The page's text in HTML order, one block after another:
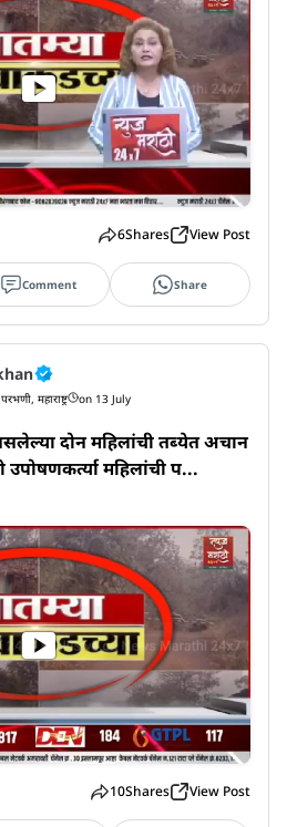
6Shares View Post
Comment Share
महाराष्ट्र on 13 July
दोन महिलांची तब्येत अचान
महिलांची प...
10Shares View Post